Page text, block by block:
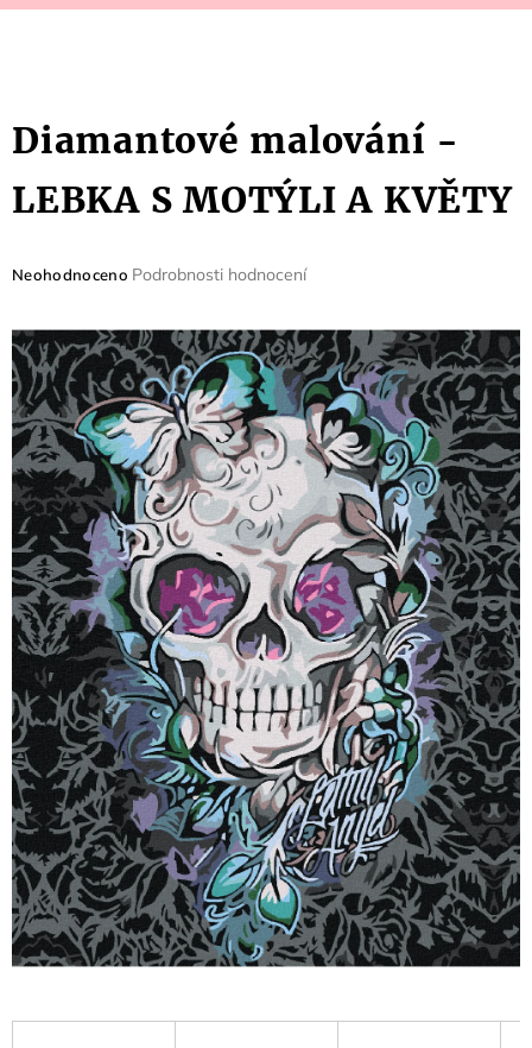
Diamantové malování -
LEBKA S MOTÝLI A KVĚTY
Průměrné
je
0,0
z
5
hvězdiček.
Neohodnoceno Podrobnosti hodnocení